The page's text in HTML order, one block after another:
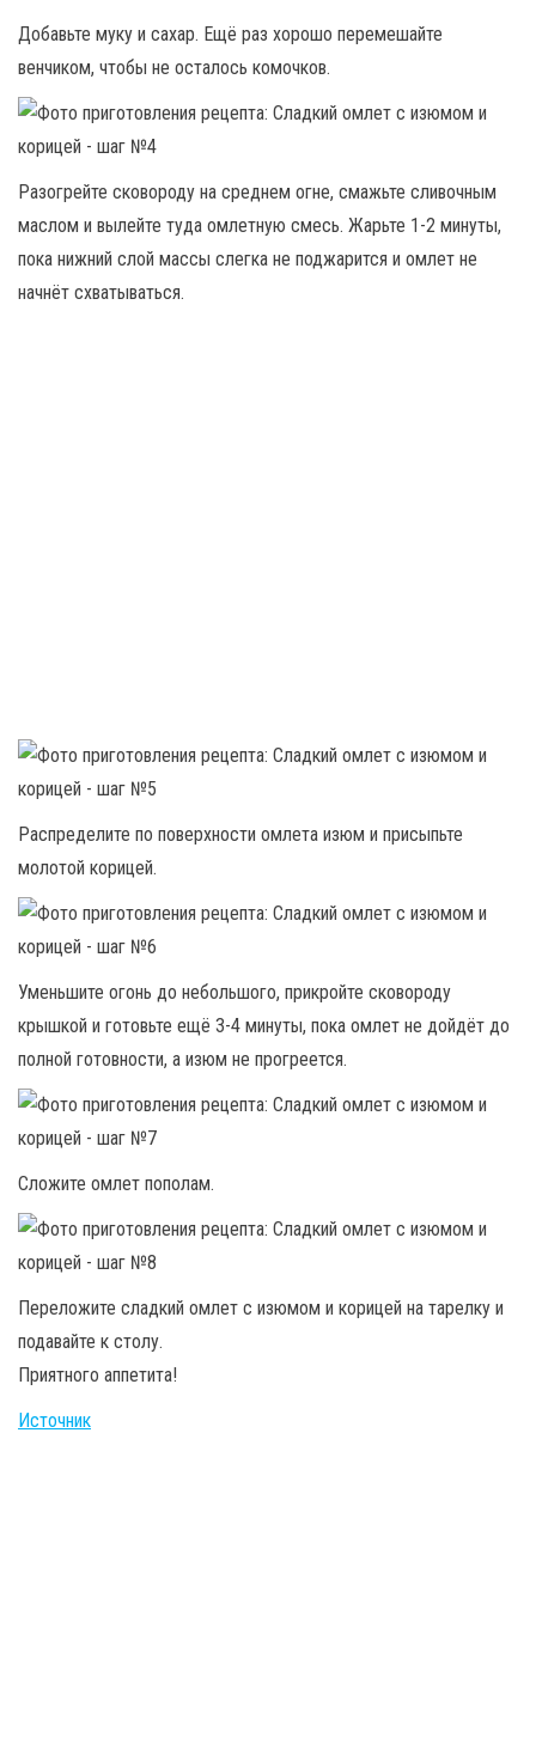
Добавьте муку и сахар. Ещё раз хорошо перемешайте
венчиком, чтобы не осталось комочков.
Разогрейте сковороду на среднем огне, смажьте сливочным
маслом и вылейте туда омлетную смесь. Жарьте 1-2 минуты,
пока нижний слой массы слегка не поджарится и омлет не
начнёт схватываться.
Распределите по поверхности омлета изюм и присыпьте
молотой корицей.
Уменьшите огонь до небольшого, прикройте сковороду
крышкой и готовьте ещё 3-4 минуты, пока омлет не дойдёт до
полной готовности, а изюм не прогреется.
Сложите омлет пополам.
Переложите сладкий омлет с изюмом и корицей на тарелку и
подавайте к столу.
Приятного аппетита!
Источник